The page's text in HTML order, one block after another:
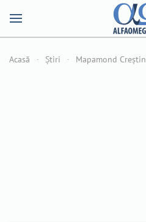
Acasă Știri Mapamond Creștin